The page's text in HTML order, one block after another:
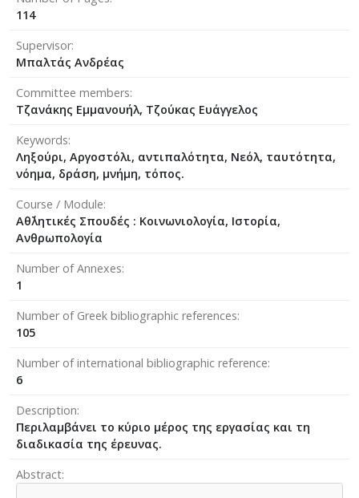
114
Supervisor
Μπαλτάς Ανδρέας
Committee members
Τζανάκης Εμμανουήλ, Τζούκας Ευάγγελος
Keywords
Ληξούρι, Αργοστόλι, αντιπαλότητα, Νεόλ, ταυτότητα,
νόημα, δράση, μνήμη, τόπος.
Course / Module
Αθ΄λητικές Σπουδές : Κοινωνιολογία, Ιστορία,
Ανθρωπολογία
Number of Annexes
1
Number of Greek bibliographic references
105
Number of international bibliographic reference
6
Description
Περιλαμβάνει το κύριο μέρος της εργασίας και τη
διαδικασία της έρευνας.
Abstract